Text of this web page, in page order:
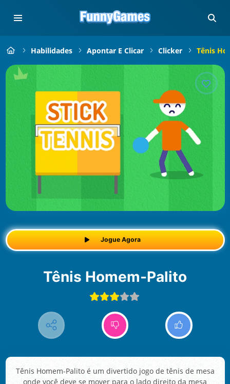
Habilidades Apontar E Clicar Clicker Tênis
Jogue Agora
Tênis Homem-Palito
Tênis Homem-Palito é um divertido jogo de tênis de mesa
onde você deve se mover para o lado direito da mesa